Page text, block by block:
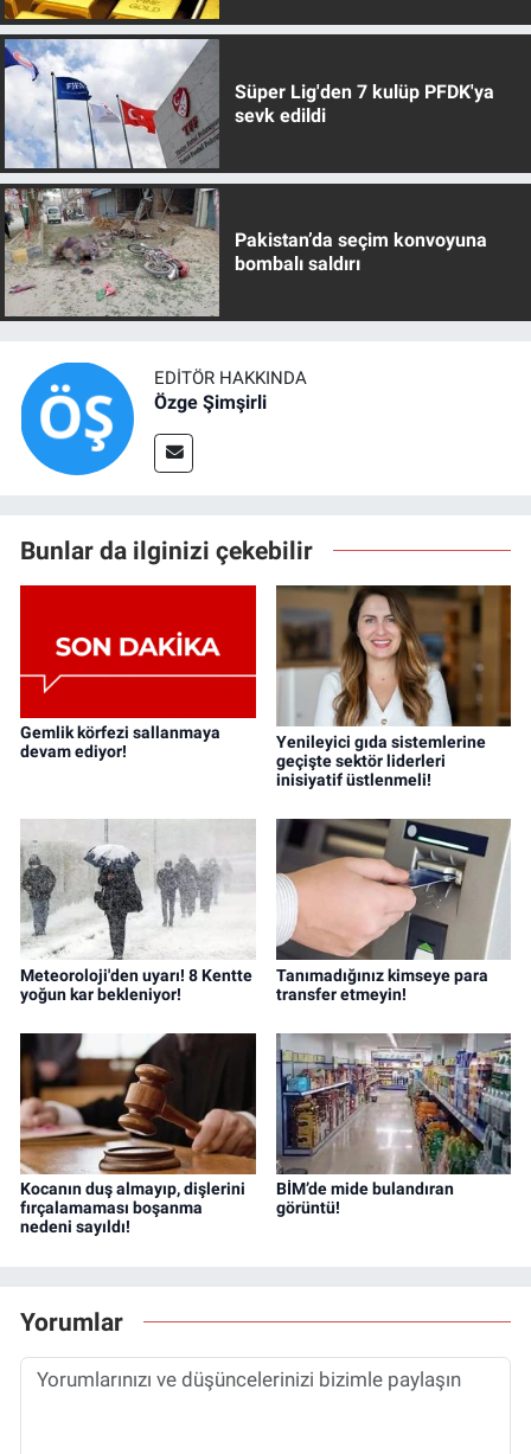
Süper Lig'den 7 kulüp PFDK'ya
sevk edildi
Pakistan’da seçim konvoyuna
bombalı saldırı
EDITÖR HAKKINDA
Özge Şimşirli
Bunlar da ilginizi çekebilir
Gemlik körfezi sallanmaya
devam ediyor!
Yenileyici gıda sistemlerine
geçişte sektör liderleri
inisiyatif üstlenmeli!
Meteoroloji'den uyarı! 8 Kentte
yoğun kar bekleniyor!
Tanımadığınız kimseye para
transfer etmeyin!
Kocanın duş almayıp, dişlerini
fırçalamaması boşanma
nedeni sayıldı!
BİM’de mide bulandıran
görüntü!
Yorumlar